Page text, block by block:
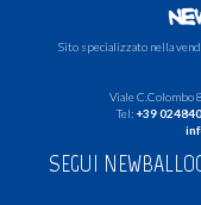
Sito specializzato nella
Viale C.Colombo
Tel:+39
SEGUI